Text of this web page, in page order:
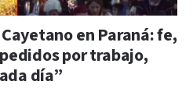
en Paraná: fe,
por trabajo,
día”